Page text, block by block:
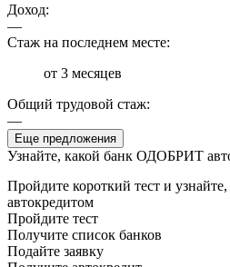
Доход:
—
Стаж на последнем месте:
от 3 месяцев
Общий трудовой стаж:
—
Еще предложения
Узнайте, какой банк ОДОБРИТ
Пройдите короткий тест и узнайте,
автокредитом
Пройдите тест
Получите список банков
Подайте заявку